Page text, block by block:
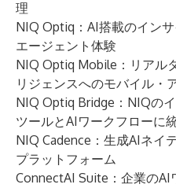
理
NIQ Optiq：AI搭載のイン
エージェント体験
NIQ Optiq Mobile：リアル
リジェンスへのモバイル・
NIQ Optiq Bridge：NIQの
ツールとAIワークフローに
NIQ Cadence：生成AIネイ
プラットフォーム
ConnectAI Suite：企業のAI